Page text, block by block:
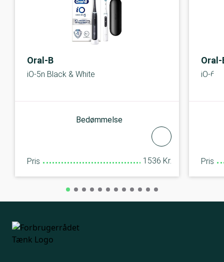
Oral-B
iO-5n Black & White
Bedømmelse
Pris 1536 Kr.
Oral-
iO-6
Pris